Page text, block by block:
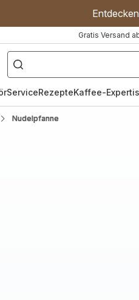
Gratis Versand
ServiceRezepteKaffee-
Nudelpfanne